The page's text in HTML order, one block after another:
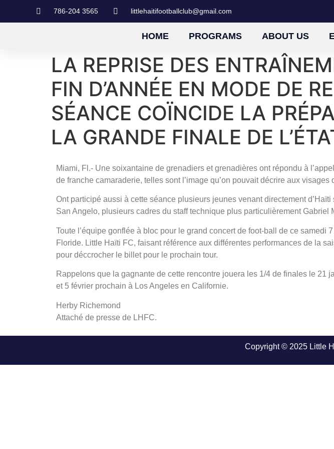
786-204 3565 littlehaitifootballclub@gmail.com
HOME PROGRAMS ABOUT US
LA REPRISE DES
FIN D’ANNÉE EN MODE DE
SÉANCE COÏNCIDE LA
LA GRANDE FINALE DE
Miami, Fl.- Une soixantaine de grenadiers et grenadières ont répondu à
de franche camaraderie, telles sont l’image qu’on pouvait décrire aux
Ont participé aussi à cette séance plusieurs jeunes venant directement
San Angelo, plusieurs cadres du staff technique plus particulièrement
Toute l’équipe gonflée à bloc pour le grand concert de foot-ball de ce
Floride. Little Haïti FC, faisant référence aux différentes performances de la
pour déccrocher le billet pour le prochain tour.
Rappelons que la gagnante de cette rencontre jouera les 1/4 de finales le
et 5 février prochain à Los Angeles en Californie.
Herby Richemond
Attaché de presse de LHFC.
Copyright © 2025 Little